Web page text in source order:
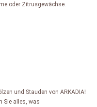
oder Zitrusgewächse.
und Stauden von ARKADIA!
Sie alles, was